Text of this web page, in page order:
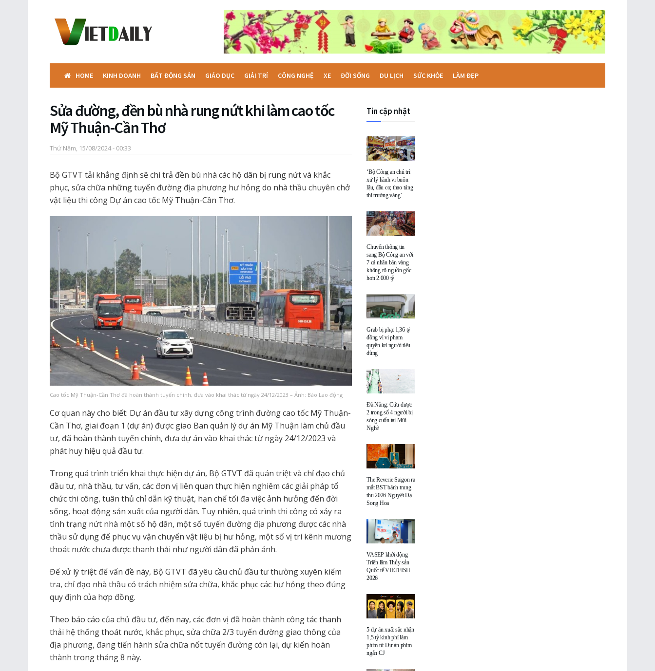
HOME KINH DOANH BẤT ĐỘNG SẢN GIÁO DỤC GIẢI TRÍ CÔNG NGHỆ XE ĐỜI SỐNG DU LỊCH SỨC KHỎE LÀM ĐẸP
Sửa đường, đền bù nhà rung nứt khi làm cao tốc
Mỹ Thuận-Cần Thơ
Thứ Năm, 15/08/2024 - 00:33
Bộ GTVT tải khẳng định sẽ chi trả đền bù nhà các hộ dân bị rung nứt và khắc
phục, sửa chữa những tuyến đường địa phương hư hỏng do nhà thầu chuyên chở
vật liệu thi công Dự án cao tốc Mỹ Thuận-Cần Thơ.
Cao tốc Mỹ Thuận-Cần Thơ đã hoàn thành tuyến chính, đưa vào khai thác từ ngày 24/12/2023 – Ảnh: Báo Lao động
Cơ quan này cho biết: Dự án đầu tư xây dựng công trình đường cao tốc Mỹ Thuận-
Cần Thơ, giai đoạn 1 (dự án) được giao Ban quản lý dự án Mỹ Thuận làm chủ đầu
tư, đã hoàn thành tuyến chính, đưa dự án vào khai thác từ ngày 24/12/2023 và
phát huy hiệu quả đầu tư.
Trong quá trình triển khai thực hiện dự án, Bộ GTVT đã quán triệt và chỉ đạo chủ
đầu tư, nhà thầu, tư vấn, các đơn vị liên quan thực hiện nghiêm các giải pháp tổ
chức thi công, tuân thủ chỉ dẫn kỹ thuật, hạn chế tối đa việc ảnh hưởng đến đời
sống, hoạt động sản xuất của người dân. Tuy nhiên, quá trình thi công có xảy ra
tình trạng nứt nhà một số hộ dân, một số tuyến đường địa phương được các nhà
thầu sử dụng để phục vụ vận chuyển vật liệu bị hư hỏng, một số vị trí kênh mương
thoát nước chưa được thanh thải như người dân đã phản ánh.
Để xử lý triệt để vấn đề này, Bộ GTVT đã yêu cầu chủ đầu tư thường xuyên kiểm
tra, chỉ đạo nhà thầu có trách nhiệm sửa chữa, khắc phục các hư hỏng theo đúng
quy định của hợp đồng.
Theo báo cáo của chủ đầu tư, đến nay, các đơn vị đã hoàn thành công tác thanh
thải hệ thống thoát nước, khắc phục, sửa chữa 2/3 tuyến đường giao thông của
địa phương, đang tiến hành sửa chữa nốt tuyến đường còn lại, dự kiến hoàn
thành trong tháng 8 này.
Tin cập nhật
‘Bộ Công an chủ trì
xử lý hành vi buôn
lậu, đầu cơ, thao túng
thị trường vàng’
Chuyển thông tin
sang Bộ Công an với
7 cá nhân bán vàng
không rõ nguồn gốc
hơn 2.000 tỷ
Grab bị phạt 1,36 tỷ
đồng vì vi phạm
quyền lợi người tiêu
dùng
Đà Nẵng: Cứu được
2 trong số 4 người bị
sóng cuốn tại Mũi
Nghê
The Reverie Saigon ra
mắt BST bánh trung
thu 2026 Nguyệt Dạ
Song Hoa
VASEP khởi động
Triển lãm Thủy sản
Quốc tế VIETFISH
2026
5 dự án xuất sắc nhận
1,5 tỷ kinh phí làm
phim từ Dự án phim
ngắn CJ